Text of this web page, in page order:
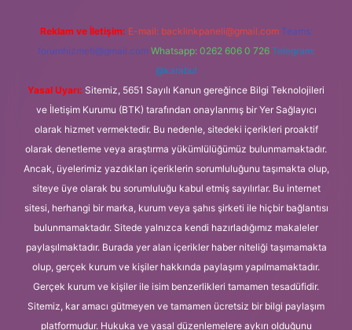
Reklam ve İletişim: E-mail: backlinkpaneli@gmail.com Teams:
forumhizmeti@gmail.com Whatsapp: 0262 606 0 726 Telegram:
@karabul
Yasal Uyarı: Sitemiz, 5651 Sayılı Kanun gereğince Bilgi Teknolojileri
ve İletişim Kurumu (BTK) tarafından onaylanmış bir Yer Sağlayıcı
olarak hizmet vermektedir. Bu nedenle, sitedeki içerikleri proaktif
olarak denetleme veya araştırma yükümlülüğümüz bulunmamaktadır.
Ancak, üyelerimiz yazdıkları içeriklerin sorumluluğunu taşımakta olup,
siteye üye olarak bu sorumluluğu kabul etmiş sayılırlar. Bu internet
sitesi, herhangi bir marka, kurum veya şahıs şirketi ile hiçbir bağlantısı
bulunmamaktadır. Sitede yalnızca kendi hazırladığımız makaleler
paylaşılmaktadır. Burada yer alan içerikler haber niteliği taşımamakta
olup, gerçek kurum ve kişiler hakkında paylaşım yapılmamaktadır.
Gerçek kurum ve kişiler ile isim benzerlikleri tamamen tesadüfidir.
Sitemiz, kar amacı gütmeyen ve tamamen ücretsiz bir bilgi paylaşım
platformudur. Hukuka ve yasal düzenlemelere aykırı olduğunu